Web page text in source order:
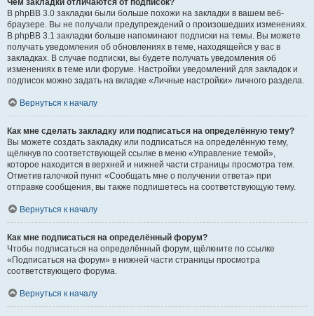
Чем закладки отличаются от подписок?
В phpBB 3.0 закладки были больше похожи на закладки в вашем веб-
браузере. Вы не получали предупреждений о произошедших изменениях.
В phpBB 3.1 закладки больше напоминают подписки на темы. Вы можете
получать уведомления об обновлениях в теме, находящейся у вас в
закладках. В случае подписки, вы будете получать уведомления об
изменениях в теме или форуме. Настройки уведомлений для закладок и
подписок можно задать на вкладке «Личные настройки» личного раздела.
Вернуться к началу
Как мне сделать закладку или подписаться на определённую тему?
Вы можете создать закладку или подписаться на определённую тему,
щёлкнув по соответствующей ссылке в меню «Управление темой»,
которое находится в верхней и нижней части страницы просмотра тем.
Отметив галочкой пункт «Сообщать мне о получении ответа» при
отправке сообщения, вы также подпишетесь на соответствующую тему.
Вернуться к началу
Как мне подписаться на определённый форум?
Чтобы подписаться на определённый форум, щёлкните по ссылке
«Подписаться на форум» в нижней части страницы просмотра
соответствующего форума.
Вернуться к началу